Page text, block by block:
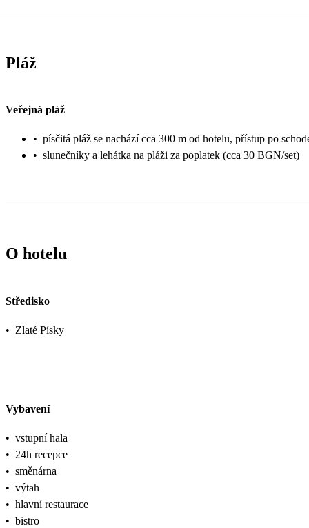
Pláž
Veřejná pláž
• písčitá pláž se nachází cca 300 m od hotelu, přístup po
• slunečníky a lehátka na pláži za poplatek (cca 30 BGN/set)
O hotelu
Středisko
• Zlaté Písky
Vybavení
• vstupní hala
• 24h recepce
• směnárna
• výtah
• hlavní restaurace
• bistro